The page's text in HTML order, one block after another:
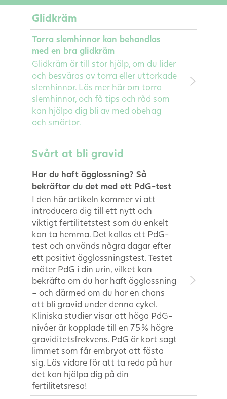
Glidkräm
Torra slemhinnor kan behandlas
med en bra glidkräm
Glidkräm är till stor hjälp, om du lider
och besväras av torra eller uttorkade
slemhinnor. Läs mer här om torra
slemhinnor, och få tips och råd som
kan hjälpa dig bli av med obehag
och smärtor.
Svårt at bli gravid
Har du haft ägglossning? Så
bekräftar du det med ett PdG-test
I den här artikeln kommer vi att
introducera dig till ett nytt och
viktigt fertilitetstest som du enkelt
kan ta hemma. Det kallas ett PdG-
test och används några dagar efter
ett positivt ägglossningstest. Testet
mäter PdG i din urin, vilket kan
bekräfta om du har haft ägglossning
– och därmed om du har en chans
att bli gravid under denna cykel.
Kliniska studier visar att höga PdG-
nivåer är kopplade till en 75 % högre
graviditetsfrekvens. PdG är kort sagt
limmet som får embryot att fästa
sig. Läs vidare för att ta reda på hur
det kan hjälpa dig på din
fertilitetsresa!